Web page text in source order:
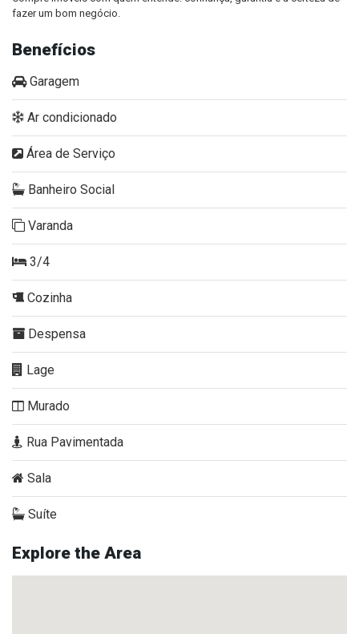
fazer um bom negócio.
Benefícios
Garagem
Ar condicionado
Área de Serviço
Banheiro Social
Varanda
3/4
Cozinha
Despensa
Lage
Murado
Rua Pavimentada
Sala
Suíte
Explore the Area